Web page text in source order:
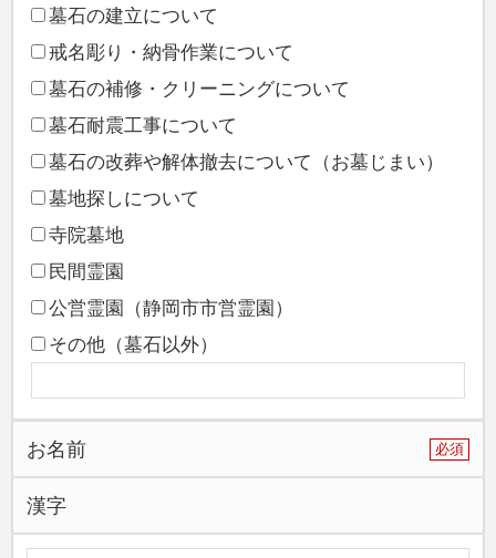
民間霊園 清水メモリアル
民間霊園 ガーデンメモリアル千代田
民間霊園 ガーデンメモリアル富士
お墓がある方へ
墓石展示場
建築石材工事・特殊石材工事
石垣積
記念碑・その他
寺院・神社
建築石材・特殊石材工事実績
墓石の建立について
戒名彫り・納骨作業について
墓石の補修・クリーニングについて
墓石耐震工事について
墓石の改葬や解体撤去について（お墓じまい）
墓地探しについて
寺院墓地
民間霊園
公営霊園（静岡市市営霊園）
その他（墓石以外）
お名前 必須
漢字